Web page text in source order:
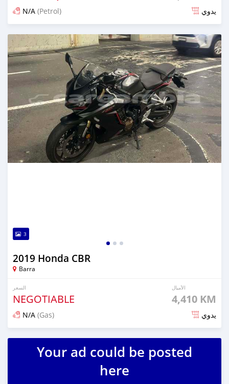
N/A (Petrol) يدوي
تم النشر منذ 5 أشهر مضت
3
2019 Honda CBR
Barra
السعر
NEGOTIABLE
الأميال
4,410 KM
N/A (Gas) يدوي
تم النشر منذ 5 أشهر مضت
Your ad could be posted
here